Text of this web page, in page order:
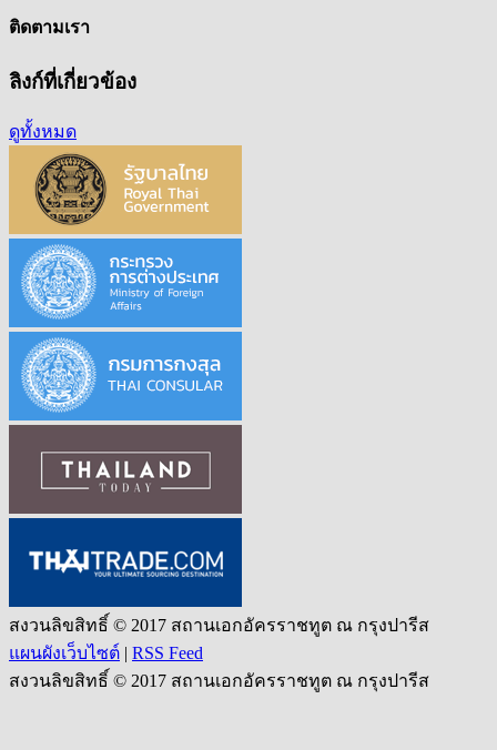
ติดตามเรา
ลิงก์ที่เกี่ยวข้อง
ดูทั้งหมด
สงวนลิขสิทธิ์ © 2017 สถานเอกอัครราชทูต ณ กรุงปารีส
แผนผังเว็บไซต์ | RSS Feed
สงวนลิขสิทธิ์ © 2017 สถานเอกอัครราชทูต ณ กรุงปารีส